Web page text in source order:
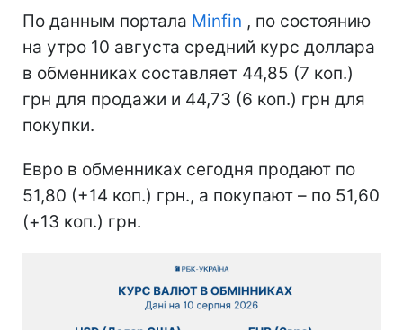
По данным портала Minfin , по состоянию
на утро 10 августа средний курс доллара
в обменниках составляет 44,85 (7 коп.)
грн для продажи и 44,73 (6 коп.) грн для
покупки.
Евро в обменниках сегодня продают по
51,80 (+14 коп.) грн., а покупают – по 51,60
(+13 коп.) грн.